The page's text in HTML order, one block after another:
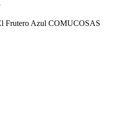
Frutero Azul COMUCOSAS